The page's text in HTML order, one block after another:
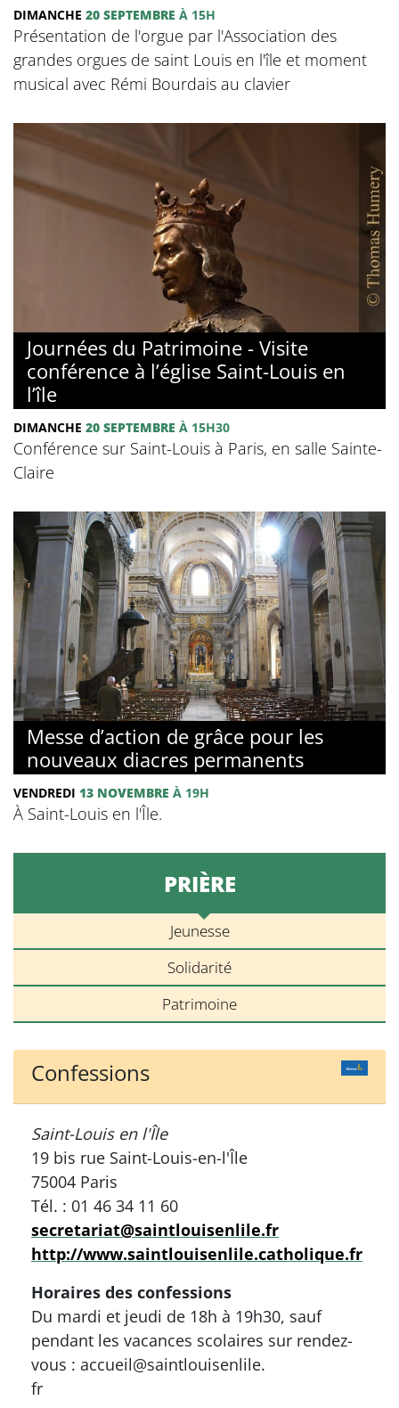
DIMANCHE 20 SEPTEMBRE À 15H
Présentation de l'orgue par l'Association des
grandes orgues de saint Louis en l'île et moment
musical avec Rémi Bourdais au clavier
Journées du Patrimoine - Visite
conférence à l’église Saint-Louis en
l’île
DIMANCHE 20 SEPTEMBRE À 15H30
Conférence sur Saint-Louis à Paris, en salle Sainte-
Claire
Messe d’action de grâce pour les
nouveaux diacres permanents
VENDREDI 13 NOVEMBRE À 19H
À Saint-Louis en l'Île.
PRIÈRE
Jeunesse
Solidarité
Patrimoine
Confessions
Saint-Louis en l'Île
19 bis rue Saint-Louis-en-l'Île
75004 Paris
Tél. : 01 46 34 11 60
secretariat@saintlouisenlile.fr
http://www.saintlouisenlile.catholique.fr
Horaires des confessions
Du mardi et jeudi de 18h à 19h30, sauf
pendant les vacances scolaires sur rendez-
vous : accueil@saintlouisenlile.
fr